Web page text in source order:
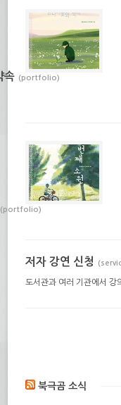
속 (portfolio)
(portfolio)
저자 강연 신청
도서관과 여러 기관에서 강
북극곰 소식